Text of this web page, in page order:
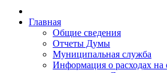
Главная
Общие сведения
Отчеты Думы
Муниципальная служба
Информация о расходах на